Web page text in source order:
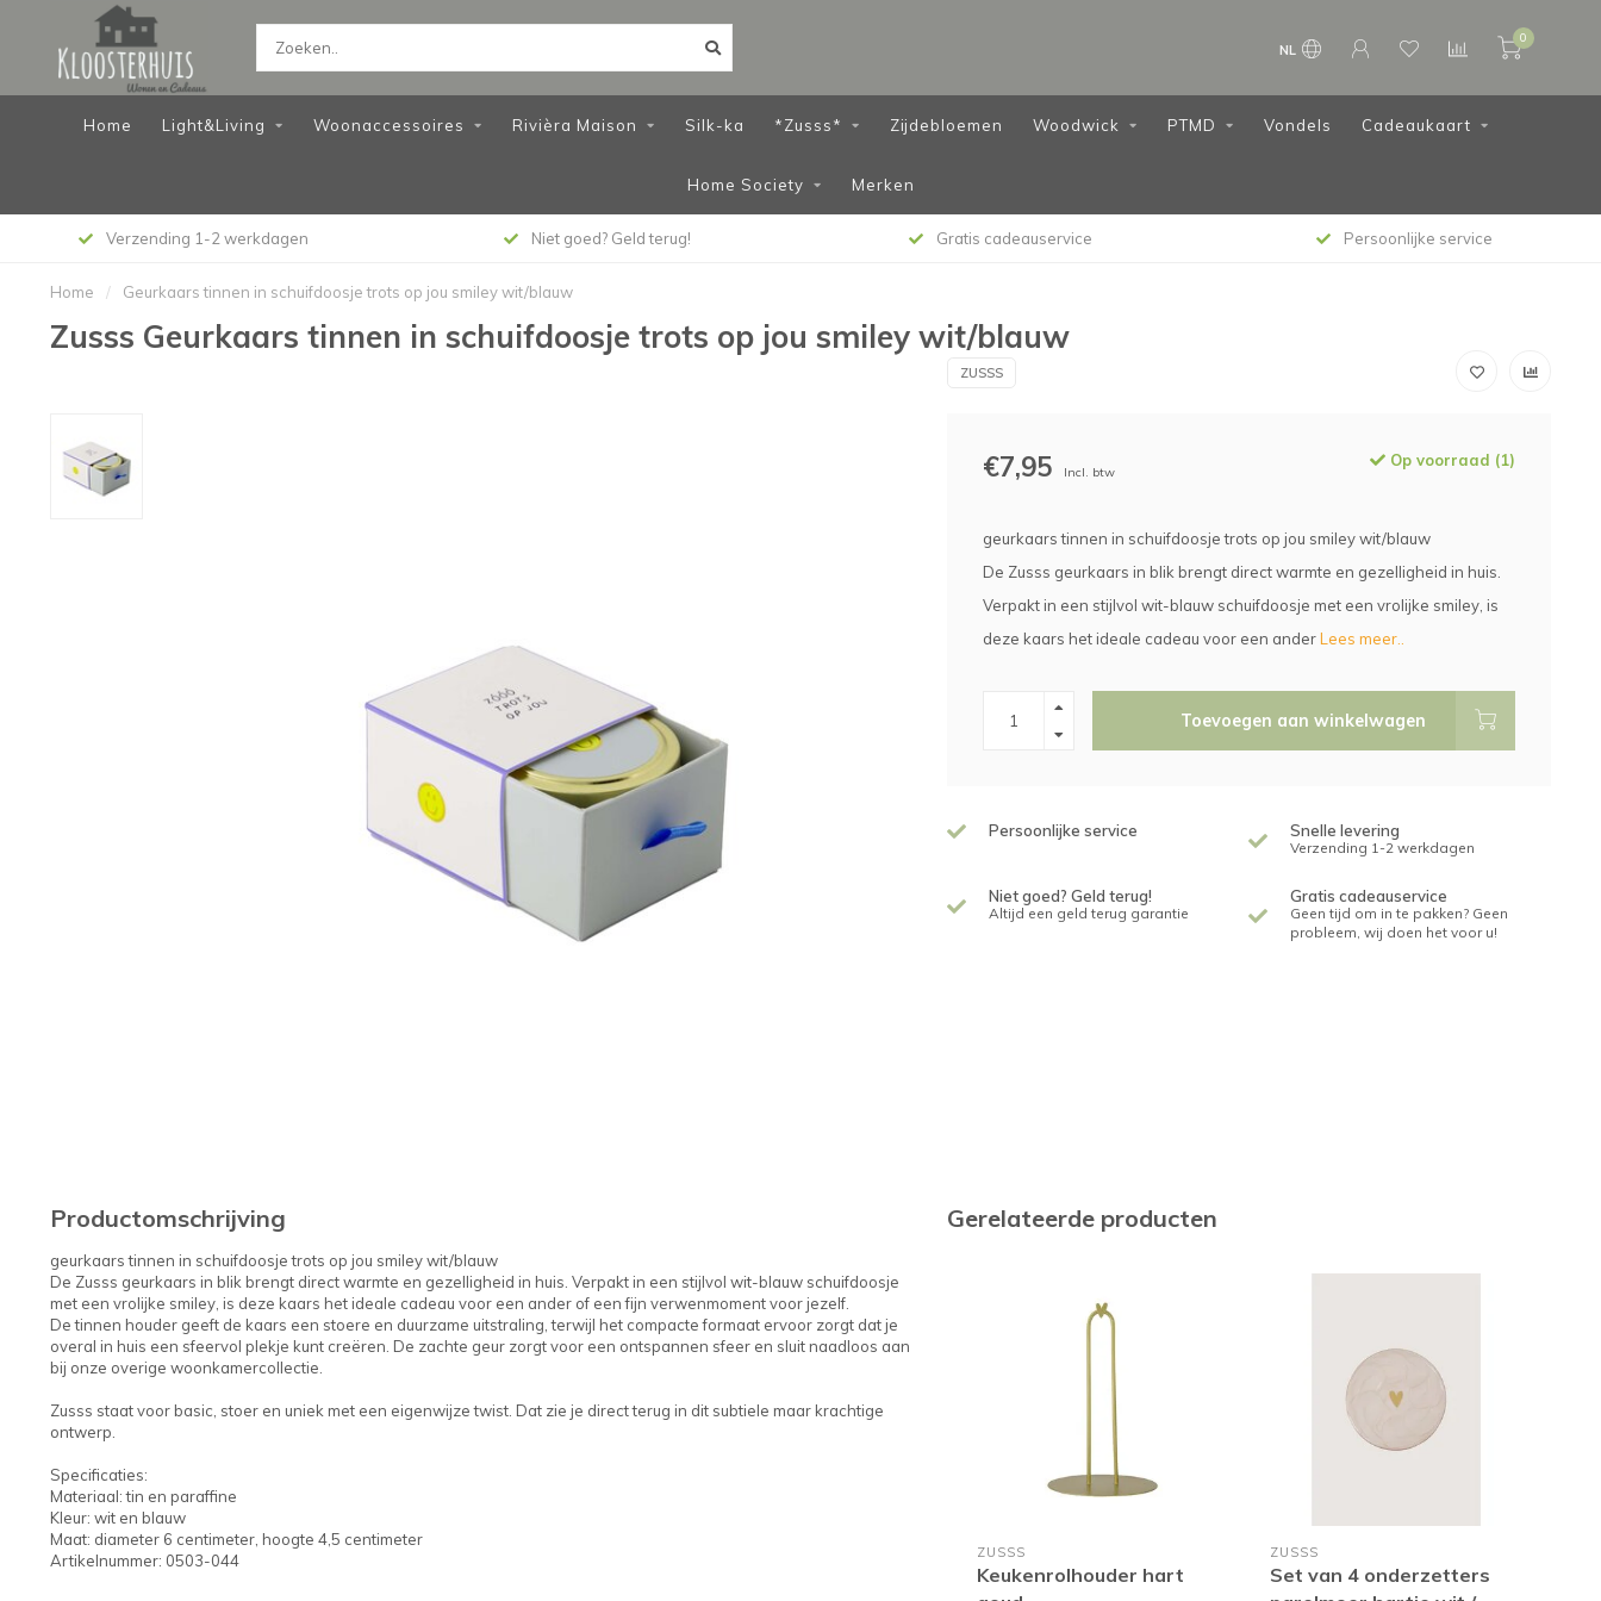
NL
0
Home Light&Living Woonaccessoires Rivièra Maison Silk-ka *Zusss* Zijdebloemen Woodwick PTMD Vondels Cadeaukaart
Home Society Merken
Verzending 1-2 werkdagen Niet goed? Geld terug! Gratis cadeauservice Persoonlijke service
Home / Geurkaars tinnen in schuifdoosje trots op jou smiley wit/blauw
Zusss Geurkaars tinnen in schuifdoosje trots op jou smiley wit/blauw
ZUSSS
€7,95 Incl. btw
Op voorraad (1)
geurkaars tinnen in schuifdoosje trots op jou smiley wit/blauw
De Zusss geurkaars in blik brengt direct warmte en gezelligheid in huis.
Verpakt in een stijlvol wit-blauw schuifdoosje met een vrolijke smiley, is
deze kaars het ideale cadeau voor een anderLees meer..
Toevoegen aan winkelwagen
Persoonlijke service Snelle levering
Verzending 1-2 werkdagen
Niet goed? Geld terug!
Altijd een geld terug garantie
Gratis cadeauservice
Geen tijd om in te pakken? Geen
probleem, wij doen het voor u!
Productomschrijving
geurkaars tinnen in schuifdoosje trots op jou smiley wit/blauw
De Zusss geurkaars in blik brengt direct warmte en gezelligheid in huis. Verpakt in een stijlvol wit-blauw schuifdoosje
met een vrolijke smiley, is deze kaars het ideale cadeau voor een ander of een fijn verwenmoment voor jezelf.
De tinnen houder geeft de kaars een stoere en duurzame uitstraling, terwijl het compacte formaat ervoor zorgt dat je
overal in huis een sfeervol plekje kunt creëren. De zachte geur zorgt voor een ontspannen sfeer en sluit naadloos aan
bij onze overige woonkamercollectie.
Zusss staat voor basic, stoer en uniek met een eigenwijze twist. Dat zie je direct terug in dit subtiele maar krachtige
ontwerp.
Specificaties:
Materiaal: tin en paraffine
Kleur: wit en blauw
Maat: diameter 6 centimeter, hoogte 4,5 centimeter
Artikelnummer: 0503-044
Gerelateerde producten
ZUSSS
Keukenrolhouder hart
ZUSSS
Set van 4 onderzetters